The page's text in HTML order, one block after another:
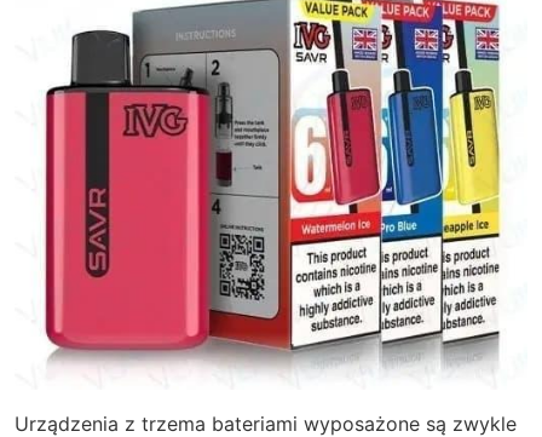
Urządzenia z trzema bateriami wyposażone są zwykle